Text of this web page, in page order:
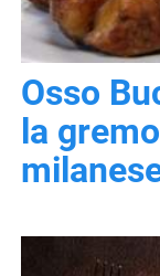
Osso
la